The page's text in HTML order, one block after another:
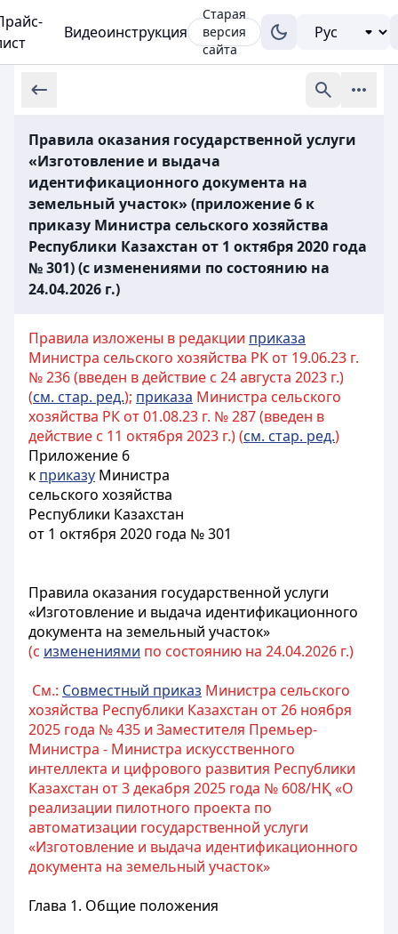
Видеоинструкция
Старая
версия
сайта
Правила оказания государственной услуги
«Изготовление и выдача
идентификационного документа на
земельный участок» (приложение 6 к
приказу Министра сельского хозяйства
Республики Казахстан от 1 октября 2020 года
№ 301) (с изменениями по состоянию на
24.04.2026 г.)
Правила изложены в редакции приказа
Министра сельского хозяйства РК от 19.06.23 г.
№ 236 (введен в действие с 24 августа 2023 г.)
(см. стар. ред.); приказа Министра сельского
хозяйства РК от 01.08.23 г. № 287 (введен в
действие с 11 октября 2023 г.) (см. стар. ред.)
Приложение 6
к приказу Министра
сельского хозяйства
Республики Казахстан
от 1 октября 2020 года № 301
Правила оказания государственной услуги
«Изготовление и выдача идентификационного
документа на земельный участок»
(с изменениями по состоянию на 24.04.2026 г.)
См.: Совместный приказ Министра сельского
хозяйства Республики Казахстан от 26 ноября
2025 года № 435 и Заместителя Премьер-
Министра - Министра искусственного
интеллекта и цифрового развития Республики
Казахстан от 3 декабря 2025 года № 608/НҚ «О
реализации пилотного проекта по
автоматизации государственной услуги
«Изготовление и выдача идентификационного
документа на земельный участок»
Глава 1. Общие положения